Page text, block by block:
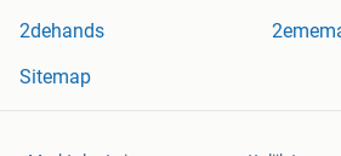
2dehands
Sitemap